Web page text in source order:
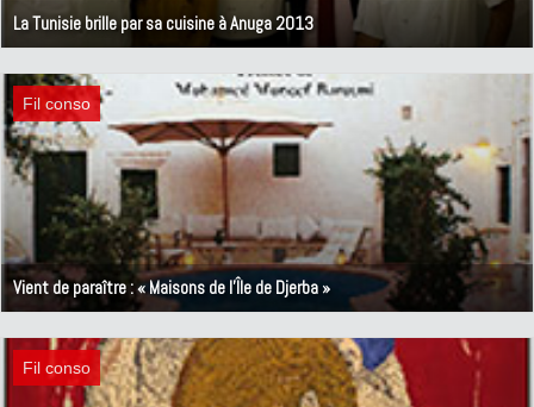
La Tunisie brille par sa cuisine à Anuga 2013
Fil conso
Vient de paraître : « Maisons de l'Île de Djerba »
Fil conso